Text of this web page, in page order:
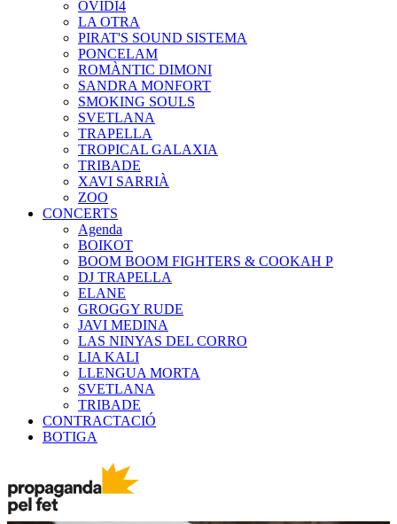
OVIDI4
LA OTRA
PIRAT'S SOUND SISTEMA
PONCELAM
ROMÀNTIC DIMONI
SANDRA MONFORT
SMOKING SOULS
SVETLANA
TRAPELLA
TROPICAL GALAXIA
TRIBADE
XAVI SARRIÀ
ZOO
CONCERTS
Agenda
BOIKOT
BOOM BOOM FIGHTERS & COOKAH P
DJ TRAPELLA
ELANE
GROGGY RUDE
JAVI MEDINA
LAS NINYAS DEL CORRO
LIA KALI
LLENGUA MORTA
SVETLANA
TRIBADE
CONTRACTACIÓ
BOTIGA